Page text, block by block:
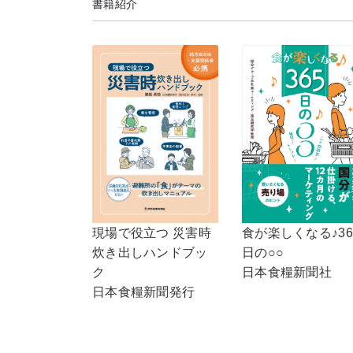
書籍紹介
現場で役立つ 災害時
炊き出しハンドブッ
ク
日本食糧新聞発行
食が楽しくなる
日の○○
日本食糧新聞社